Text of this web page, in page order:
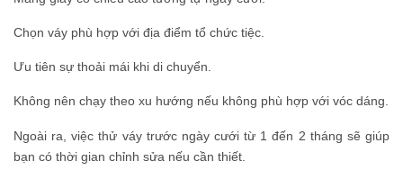
Chọn váy phù hợp với địa điểm tổ chức tiệc.
Ưu tiên sự thoải mái khi di chuyển.
Không nên chạy theo xu hướng nếu không phù hợp với vóc dáng.
Ngoài ra, việc thử váy trước ngày cưới từ 1 đến 2 tháng sẽ giúp
bạn có thời gian chỉnh sửa nếu cần thiết.